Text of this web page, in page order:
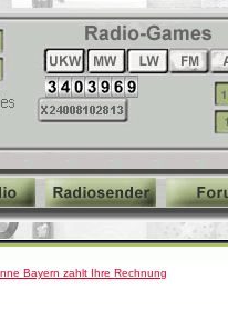
Bayern zahlt Ihre Rechnung